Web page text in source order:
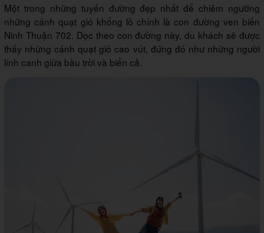
Một trong những tuyến đường đẹp nhất để chiêm ngưỡng
những cánh quạt gió khổng lồ chính là con đường ven biển
Ninh Thuận 702. Dọc theo con đường này, du khách sẽ được
thấy những cánh quạt gió cao vút, đứng đó như những người
lính canh giữa bầu trời và biển cả.